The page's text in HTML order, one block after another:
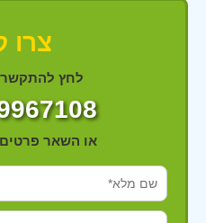
צרו
לחץ
או השאר פרטים